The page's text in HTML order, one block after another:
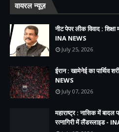
वायरल न्यूज़
नीट पेपर लीक विवाद :
INA NEWS
July 25, 2026
ईरान : खामेनेई का पार्थिव
NEWS
July 07, 2026
महाराष्ट्र : नासिक में
रत्नागिरी में लैंडस्लाइड -